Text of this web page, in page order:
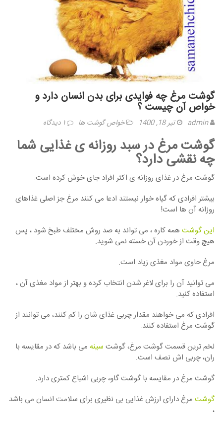
گوشت مرغ چه فوایدی برای بدن انسان دارد و
خواص آن چیست ؟
admin تیر 18, 1400 خواص گوشت ها ۱ دیدگاه
گوشت مرغ در سبد روزانه ی غذایی شما
چه نقشی دارد؟
گوشت مرغ در غذای روزانه ی اکثر افراد جای خوش کرده است.
بیشتر افرادی که گیاه خوار نیستند ادعا می کنند مرغ جز اصلی غذاهای
روزانه آن ها است!
این گوشت همه کاره ، می تواند به صد روش مختلف طبخ شود ، پس
هیچ وقت از خوردن آن خسته نمی شوید.
مرغ حاوی مواد مغذی زیاد است.
می توانید آن را برای لاغر شدن انتخاب کرده و بهتر از مواد مغذی آن ،
استفاده کنید.
افرادی که می ‏خواهند مقدار چربی غذای ‏شان را کم کنند، می ‏توانند از
گوشت مرغ استفاده کنند.
لخم ‏ترین قسمت گوشت مرغ، گوشت سینه ‏ می‏ باشد که در مقایسه با
ران، چربی اش نصف است.
گوشت مرغ در مقایسه با گوشت گاو، چربی اشباع کمتری دارد.
گوشت مرغ دارای ارزش غذایی بی نظیری برای سلامت انسان می باشد
،